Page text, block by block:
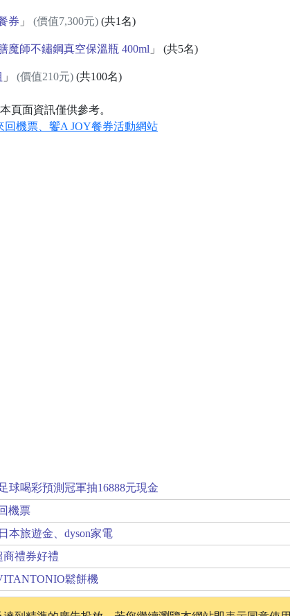
券 」 (價值7,300元)(共1名)
魔師不鏽鋼真空保溫瓶 400ml 」 (共5名)
」 (價值210元)(共100名)
頁面資訊僅供參考。
回機票、饗A JOY餐券活動網站
球喝彩預測冠軍抽16888元現金
機票
本旅遊金、dyson家電
商禮券好禮
鬆餅機